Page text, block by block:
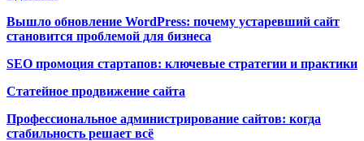
Вышло обновление WordPress: почему устаревший сайт
становится проблемой для бизнеса
SEO промоция стартапов: ключевые стратегии и практики
Статейное продвижение сайта
Профессиональное администрирование сайтов: когда
стабильность решает всё